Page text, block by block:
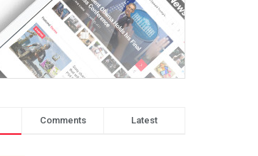
Comments Latest